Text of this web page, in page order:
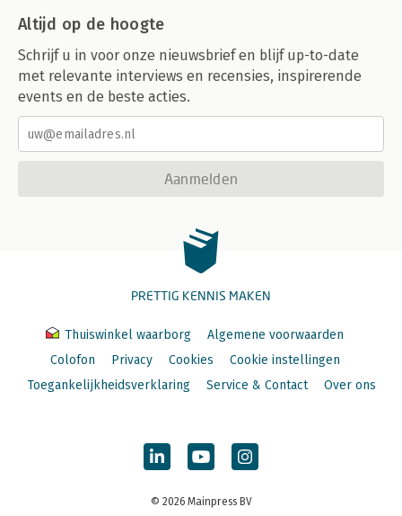
Altijd op de hoogte
Schrijf u in voor onze nieuwsbrief en blijf up-to-date
met relevante interviews en recensies, inspirerende
events en de beste acties.
Aanmelden
PRETTIG KENNIS MAKEN
Thuiswinkel waarborg
Algemene voorwaarden
Colofon
Privacy Cookies
Cookie instellingen
Toegankelijkheidsverklaring
Service & Contact Over ons
© 2026 Mainpress BV